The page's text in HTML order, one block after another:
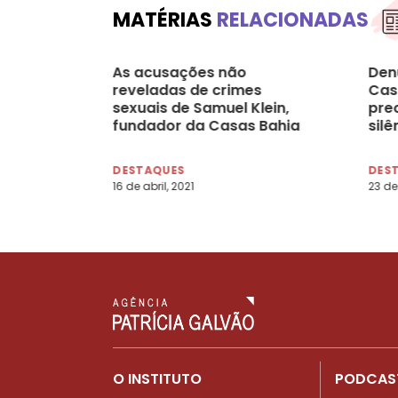
MATÉRIAS RELACIONADAS
As acusações não
reveladas de crimes
sexuais de Samuel Klein,
fundador da Casas Bahia
DESTAQUES
16 de abril, 2021
23
O INSTITUTO